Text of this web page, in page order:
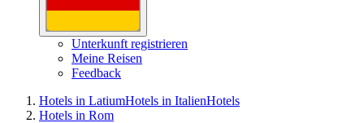
Unterkunft registrieren
Meine Reisen
Feedback
Hotels in LatiumHotels in ItalienHotels
Hotels in Rom